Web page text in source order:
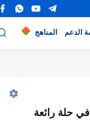
الدعم المناهج
في حلة رائعة